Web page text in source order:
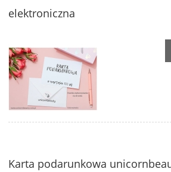
elektroniczna
Karta podarunkowa